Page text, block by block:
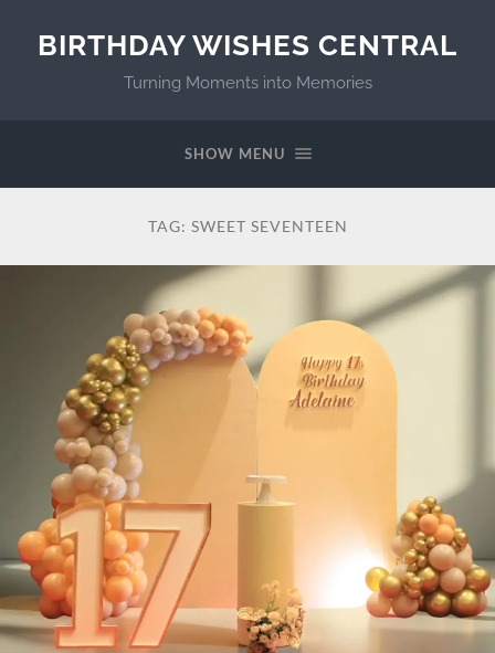
BIRTHDAY WISHES CENTRAL
Turning Moments into Memories
SHOW MENU
TAG: SWEET SEVENTEEN